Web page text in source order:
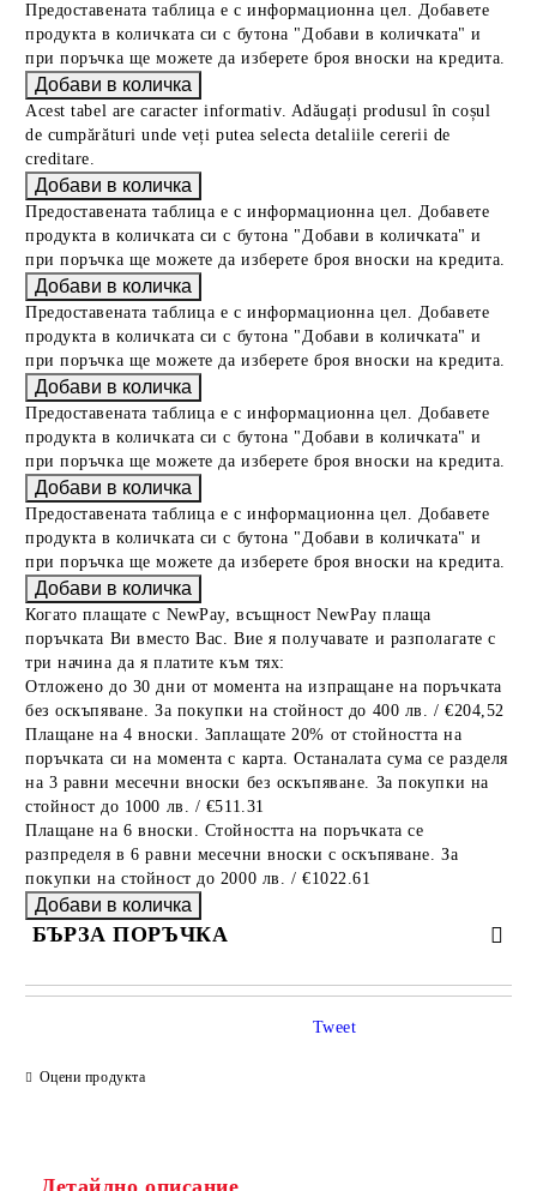
Предоставената таблица е с информационна цел. Добавете
продукта в количката си с бутона "Добави в количката" и
при поръчка ще можете да изберете броя вноски на кредита.
Acest tabel are caracter informativ. Adăugați produsul în coșul
de cumpărături unde veți putea selecta detaliile cererii de
creditare.
Предоставената таблица е с информационна цел. Добавете
продукта в количката си с бутона "Добави в количката" и
при поръчка ще можете да изберете броя вноски на кредита.
Предоставената таблица е с информационна цел. Добавете
продукта в количката си с бутона "Добави в количката" и
при поръчка ще можете да изберете броя вноски на кредита.
Предоставената таблица е с информационна цел. Добавете
продукта в количката си с бутона "Добави в количката" и
при поръчка ще можете да изберете броя вноски на кредита.
Предоставената таблица е с информационна цел. Добавете
продукта в количката си с бутона "Добави в количката" и
при поръчка ще можете да изберете броя вноски на кредита.
Когато плащате с NewPay, всъщност NewPay плаща
поръчката Ви вместо Вас. Вие я получавате и разполагате с
три начина да я платите към тях:
Отложено до 30 дни от момента на изпращане на поръчката
без оскъпяване. За покупки на стойност до 400 лв. / €204,52
Плащане на 4 вноски. Заплащате 20% от стойността на
поръчката си на момента с карта. Останалата сума се разделя
на 3 равни месечни вноски без оскъпяване. За покупки на
стойност до 1000 лв. / €511.31
Плащане на 6 вноски. Стойността на поръчката се
разпределя в 6 равни месечни вноски с оскъпяване. За
покупки на стойност до 2000 лв. / €1022.61
БЪРЗА ПОРЪЧКА
САМО ПОПЪЛНЕТЕ 4 ПОЛЕТА
Оцени продукта
Tweet
Детайлно описание